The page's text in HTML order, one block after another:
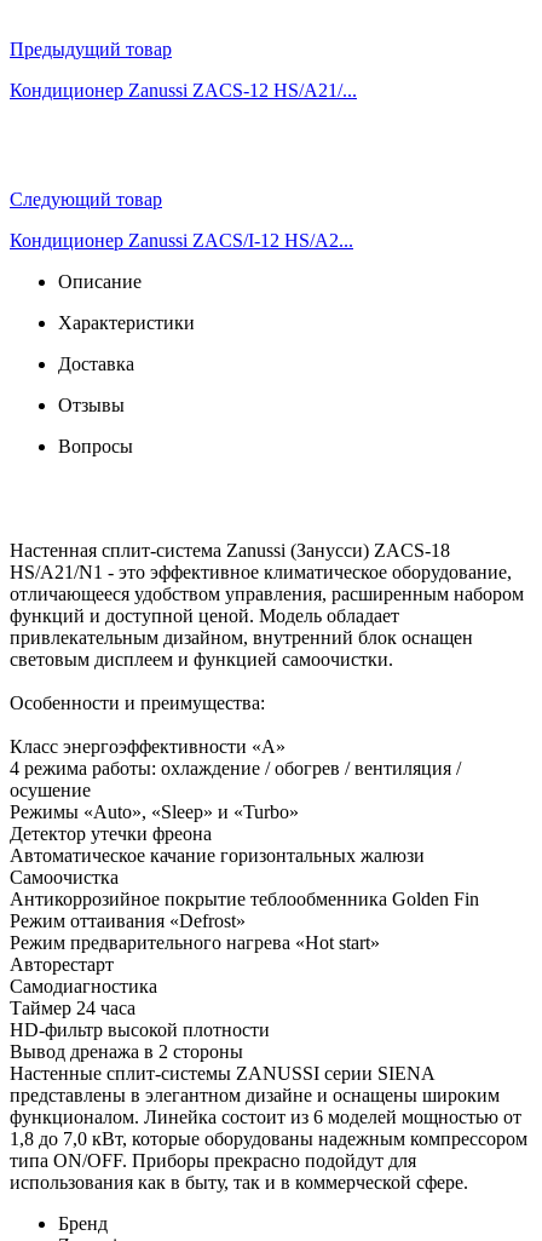
Предыдущий товар
Кондиционер Zanussi ZACS-12 HS/A21/...
Следующий товар
Кондиционер Zanussi ZACS/I-12 HS/A2...
Описание
Характеристики
Доставка
Отзывы
Вопросы
Настенная сплит-система Zanussi (Занусси) ZACS-18
HS/A21/N1 - это эффективное климатическое оборудование,
отличающееся удобством управления, расширенным набором
функций и доступной ценой. Модель обладает
привлекательным дизайном, внутренний блок оснащен
световым дисплеем и функцией самоочистки.
Особенности и преимущества:
Класс энергоэффективности «A»
4 режима работы: охлаждение / обогрев / вентиляция /
осушение
Режимы «Auto», «Sleep» и «Turbo»
Детектор утечки фреона
Автоматическое качание горизонтальных жалюзи
Самоочистка
Антикоррозийное покрытие теблообменника Golden Fin
Режим оттаивания «Defrost»
Режим предварительного нагрева «Hot start»
Авторестарт
Самодиагностика
Таймер 24 часа
HD-фильтр высокой плотности
Вывод дренажа в 2 стороны
Настенные сплит-системы ZANUSSI серии SIENA
представлены в элегантном дизайне и оснащены широким
функционалом. Линейка состоит из 6 моделей мощностью от
1,8 до 7,0 кВт, которые оборудованы надежным компрессором
типа ON/OFF. Приборы прекрасно подойдут для
использования как в быту, так и в коммерческой сфере.
Бренд